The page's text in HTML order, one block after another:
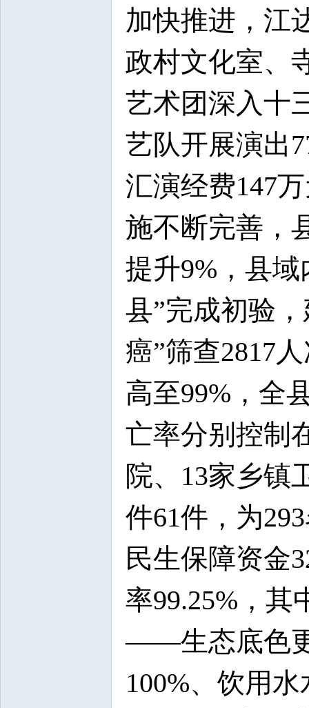
加快推进，江
政村文化室、
艺术团深入十
艺队开展演出
汇演经费147
施不断完善，
提升9%，县
县”完成初验
癌”筛查2817
高至99%，全
亡率分别控制
院、13家乡镇
件61件，为
民生保障资金
率99.25%，其
——生态底色
100%、饮用